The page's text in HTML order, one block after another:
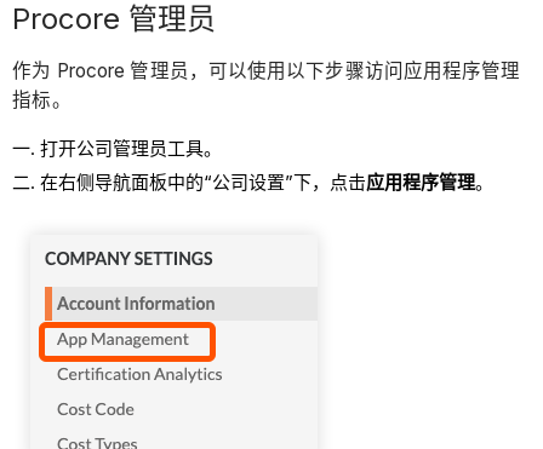
Procore 管理员
作为 Procore 管理员，可以使用以下步骤访问应用程序管理
指标。
打开公司管理员工具。
在右侧导航面板中的“公司设置”下，点击应用程序管理。